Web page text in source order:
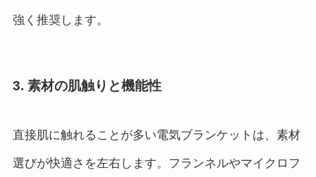
強く推奨します。
3. 素材の肌触りと機能性
直接肌に触れることが多い電気ブランケットは、素材
選びが快適さを左右します。フランネルやマイクロフ